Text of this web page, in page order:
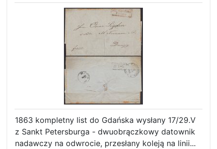
1863 kompletny list do Gdańska wysłany 17/29.V
z Sankt Petersburga - dwuobrączkowy datownik
nadawczy na odwrocie, przesłany koleją na linii...